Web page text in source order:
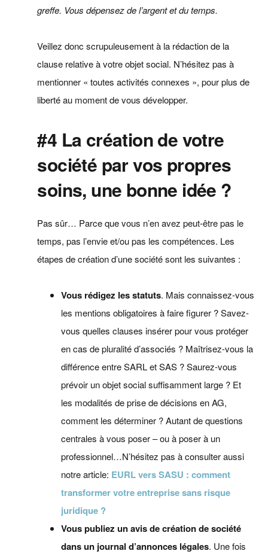
greffe. Vous dépensez de l’argent et du temps.
Veillez donc scrupuleusement à la rédaction de la
clause relative à votre objet social. N’hésitez pas à
mentionner « toutes activités connexes », pour plus de
liberté au moment de vous développer.
#4 La création de votre
société par vos propres
soins, une bonne idée ?
Pas sûr… Parce que vous n’en avez peut-être pas le
temps, pas l’envie et/ou pas les compétences. Les
étapes de création d’une société sont les suivantes :
Vous rédigez les statuts. Mais connaissez-vous
les mentions obligatoires à faire figurer ? Savez-
vous quelles clauses insérer pour vous protéger
en cas de pluralité d’associés ? Maîtrisez-vous la
différence entre SARL et SAS ? Saurez-vous
prévoir un objet social suffisamment large ? Et
les modalités de prise de décisions en AG,
comment les déterminer ? Autant de questions
centrales à vous poser – ou à poser à un
professionnel…N’hésitez pas à consulter aussi
notre article: EURL vers SASU : comment
transformer votre entreprise sans risque
juridique ?
Vous publiez un avis de création de société
dans un journal d’annonces légales. Une fois